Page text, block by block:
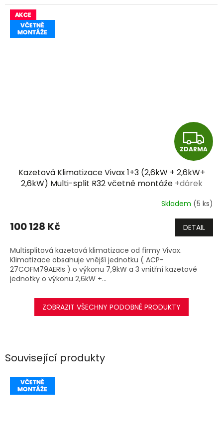
Související produkty
Z
D
A
R
M
A
ZDARMA
Kazetová Klimatizace Vivax 1+3 (2,6kW + 2,6kW+
2,6kW) Multi-split R32 včetně montáže +dárek
Skladem (5 ks)
100 128 Kč DETAIL
Multisplitová kazetová klimatizace od firmy Vivax.
Klimatizace obsahuje vnější jednotku ( ACP-
27COFM79AERIs ) o výkonu 7,9kW a 3 vnitřní kazetové
jednotky o výkonu 2,6kW +...
ZOBRAZIT VŠECHNY PODOBNÉ PRODUKTY